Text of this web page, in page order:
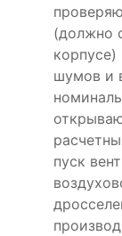
(должно
корпусе)
шумов и
пуск